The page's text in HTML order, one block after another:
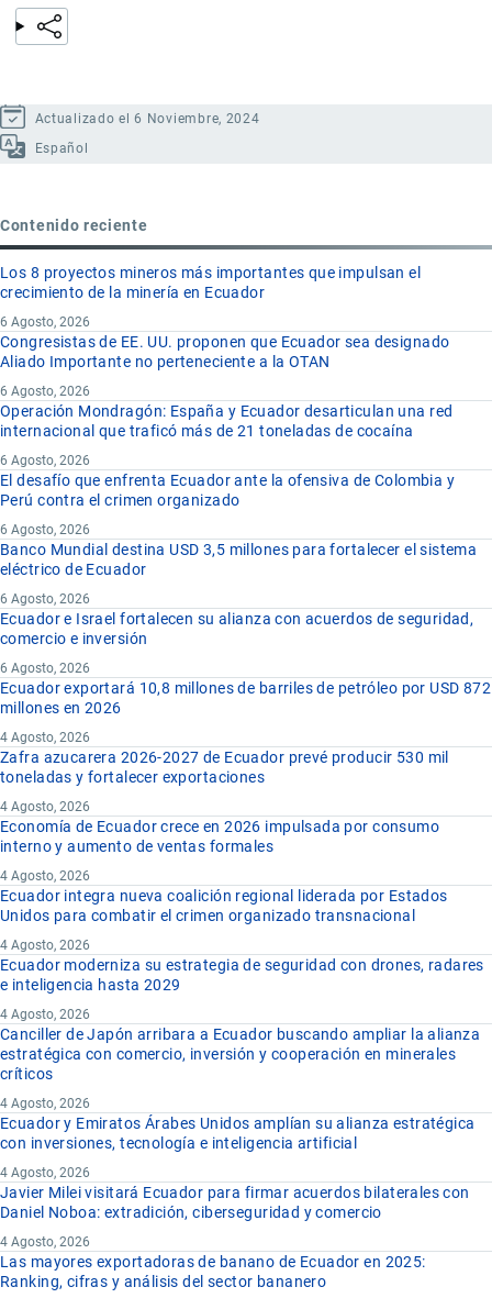
Actualizado el 6 Noviembre, 2024
Español
Contenido reciente
Los 8 proyectos mineros más importantes que impulsan el
crecimiento de la minería en Ecuador
6 Agosto, 2026
Congresistas de EE. UU. proponen que Ecuador sea designado
Aliado Importante no perteneciente a la OTAN
6 Agosto, 2026
Operación Mondragón: España y Ecuador desarticulan una red
internacional que traficó más de 21 toneladas de cocaína
6 Agosto, 2026
El desafío que enfrenta Ecuador ante la ofensiva de Colombia y
Perú contra el crimen organizado
6 Agosto, 2026
Banco Mundial destina USD 3,5 millones para fortalecer el sistema
eléctrico de Ecuador
6 Agosto, 2026
Ecuador e Israel fortalecen su alianza con acuerdos de seguridad,
comercio e inversión
6 Agosto, 2026
Ecuador exportará 10,8 millones de barriles de petróleo por USD 872
millones en 2026
4 Agosto, 2026
Zafra azucarera 2026-2027 de Ecuador prevé producir 530 mil
toneladas y fortalecer exportaciones
4 Agosto, 2026
Economía de Ecuador crece en 2026 impulsada por consumo
interno y aumento de ventas formales
4 Agosto, 2026
Ecuador integra nueva coalición regional liderada por Estados
Unidos para combatir el crimen organizado transnacional
4 Agosto, 2026
Ecuador moderniza su estrategia de seguridad con drones, radares
e inteligencia hasta 2029
4 Agosto, 2026
Canciller de Japón arribara a Ecuador buscando ampliar la alianza
estratégica con comercio, inversión y cooperación en minerales
críticos
4 Agosto, 2026
Ecuador y Emiratos Árabes Unidos amplían su alianza estratégica
con inversiones, tecnología e inteligencia artificial
4 Agosto, 2026
Javier Milei visitará Ecuador para firmar acuerdos bilaterales con
Daniel Noboa: extradición, ciberseguridad y comercio
4 Agosto, 2026
Las mayores exportadoras de banano de Ecuador en 2025:
Ranking, cifras y análisis del sector bananero